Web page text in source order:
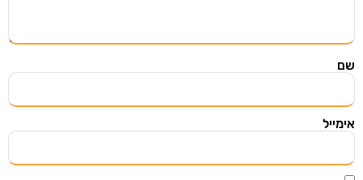
שם
אימייל